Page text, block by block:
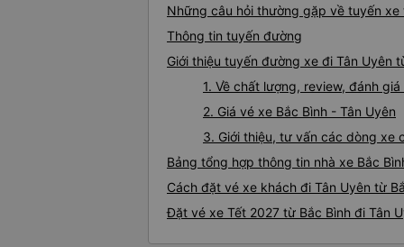
Những câu hỏi thường gặp về tuyến xe
Thông tin tuyến đường
Giới thiệu tuyến đường xe đi Tân Uyên
1. Về chất lượng, review, đánh
2. Giá vé xe Bắc Bình - Tân Uyên
3. Giới thiệu, tư vấn các dòng xe
Bảng tổng hợp thông tin nhà xe Bắc
Cách đặt vé xe khách đi Tân Uyên từ
Đặt vé xe Tết 2027 từ Bắc Bình đi Tân